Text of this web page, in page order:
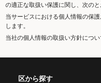
の適正な取扱い保護に関し、次の
当サービスにおける個人情報の保
します。
当社の個人情報の取扱い方針につ
区から探す